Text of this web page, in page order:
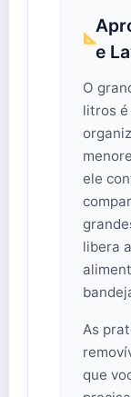
e
O
litros é
ele
libera
As
que